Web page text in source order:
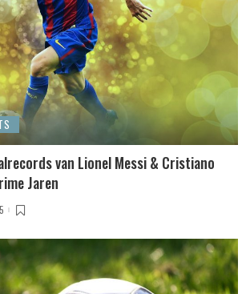
van Lionel Messi & Cristiano
Jaren